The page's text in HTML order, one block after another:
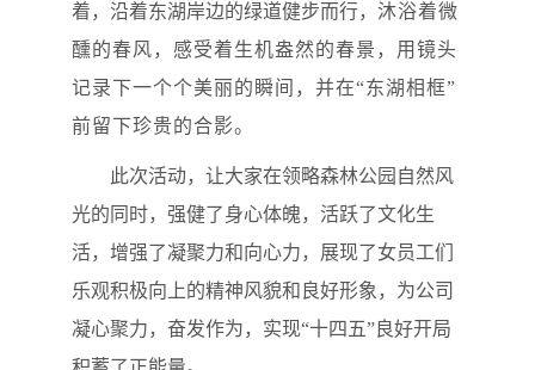
着，沿着东湖岸边的绿道健步而行， 沐浴着微
醺的春风，感受着生机盎然的春景，用镜头
记录下一个个美丽的瞬间，并在“东湖相框”
前留下珍贵的合影。
此次活动，让大家在领略森林公园 自然风
光的同时，强健了身心体魄，活跃了文化生
活，增强了凝聚力和向心力，展现了女员工们
乐观积极向上的精神风貌和良好形象 ，为公司
凝心聚力，奋发作为，实现“十四五”良好开局